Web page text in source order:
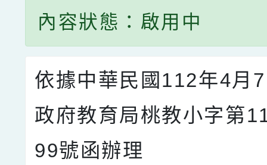
內容狀態：啟用中
依據中華民國112年4月
政府教育局桃教小字第
99號函辦理